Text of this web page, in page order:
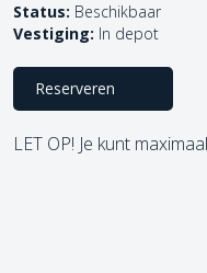
Status: Beschikbaar
Vestiging: In depot
Reserveren
LET OP! Je kunt